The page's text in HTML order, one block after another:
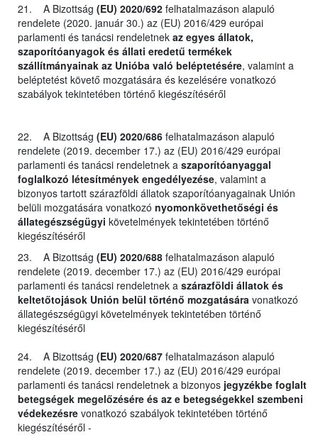
21. A Bizottság (EU) 2020/692 felhatalmazáson alapuló
rendelete (2020. január 30.) az (EU) 2016/429 európai
parlamenti és tanácsi rendeletnek az egyes állatok,
szaporítóanyagok és állati eredetű termékek
szállítmányainak az Unióba való beléptetésére, valamint a
beléptetést követő mozgatására és kezelésére vonatkozó
szabályok tekintetében történő kiegészítéséről
22. A Bizottság (EU) 2020/686 felhatalmazáson alapuló
rendelete (2019. december 17.) az (EU) 2016/429 európai
parlamenti és tanácsi rendeletnek a szaporítóanyaggal
foglalkozó létesítmények engedélyezése, valamint a
bizonyos tartott szárazföldi állatok szaporítóanyagainak Unión
belüli mozgatására vonatkozó nyomonkövethetőségi és
állategészségügyi követelmények tekintetében történő
kiegészítéséről
23. A Bizottság (EU) 2020/688 felhatalmazáson alapuló
rendelete (2019. december 17.) az (EU) 2016/429 európai
parlamenti és tanácsi rendeletnek a szárazföldi állatok és
keltetőtojások Unión belül történő mozgatására vonatkozó
állategészségügyi követelmények tekintetében történő
kiegészítéséről
24. A Bizottság (EU) 2020/687 felhatalmazáson alapuló
rendelete (2019. december 17.) az (EU) 2016/429 európai
parlamenti és tanácsi rendeletnek a bizonyos jegyzékbe foglalt
betegségek megelőzésére és az e betegségekkel szembeni
védekezésre vonatkozó szabályok tekintetében történő
kiegészítéséről -